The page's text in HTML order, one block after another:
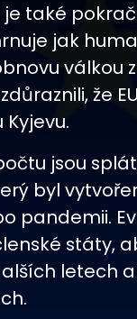
je také
jak
válkou
že
jsou
byl
pandemii.
státy,
letech